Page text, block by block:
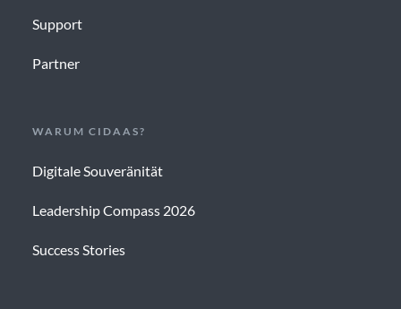
Support
Partner
WARUM CIDAAS?
Digitale Souveränität
Leadership Compass 2026
Success Stories